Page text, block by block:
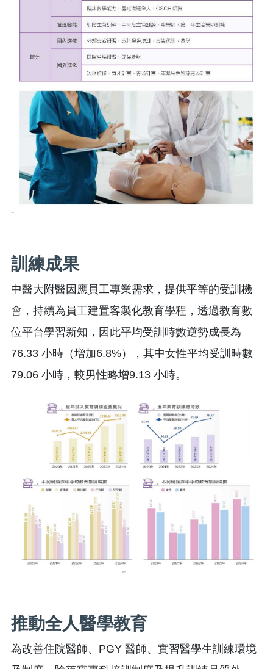
訓練成果
中醫大附醫因應員工專業需求，提供平等的受訓機
會，持續為員工建置客製化教育學程，透過教育數
位平台學習新知，因此平均受訓時數逆勢成長為
76.33 小時（增加6.8%），其中女性平均受訓時數
79.06 小時，較男性略增9.13 小時。
推動全人醫學教育
為改善住院醫師、PGY 醫師、實習醫學生訓練環境